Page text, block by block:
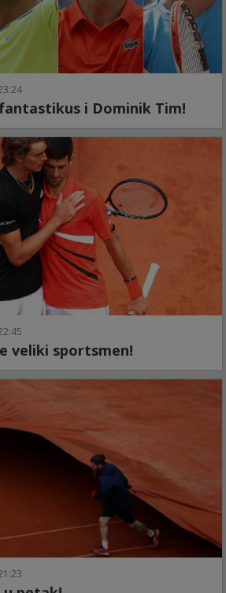
i Dominik Tim!
veliki sportsmen!